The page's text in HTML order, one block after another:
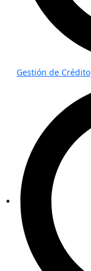
Gestión de Crédito